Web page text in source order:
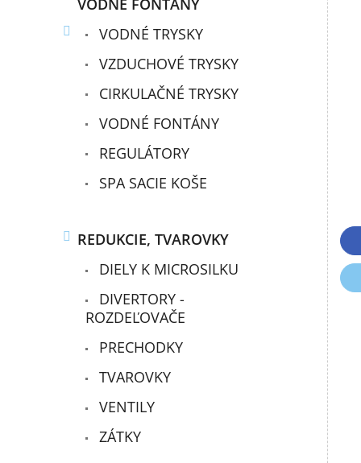
VODNÉ TRYSKY
VZDUCHOVÉ TRYSKY
CIRKULAČNÉ TRYSKY
VODNÉ FONTÁNY
REGULÁTORY
SPA SACIE KOŠE
REDUKCIE, TVAROVKY
DIELY K MICROSILKU
DIVERTORY -
ROZDEĽOVAČE
PRECHODKY
TVAROVKY
VENTILY
ZÁTKY